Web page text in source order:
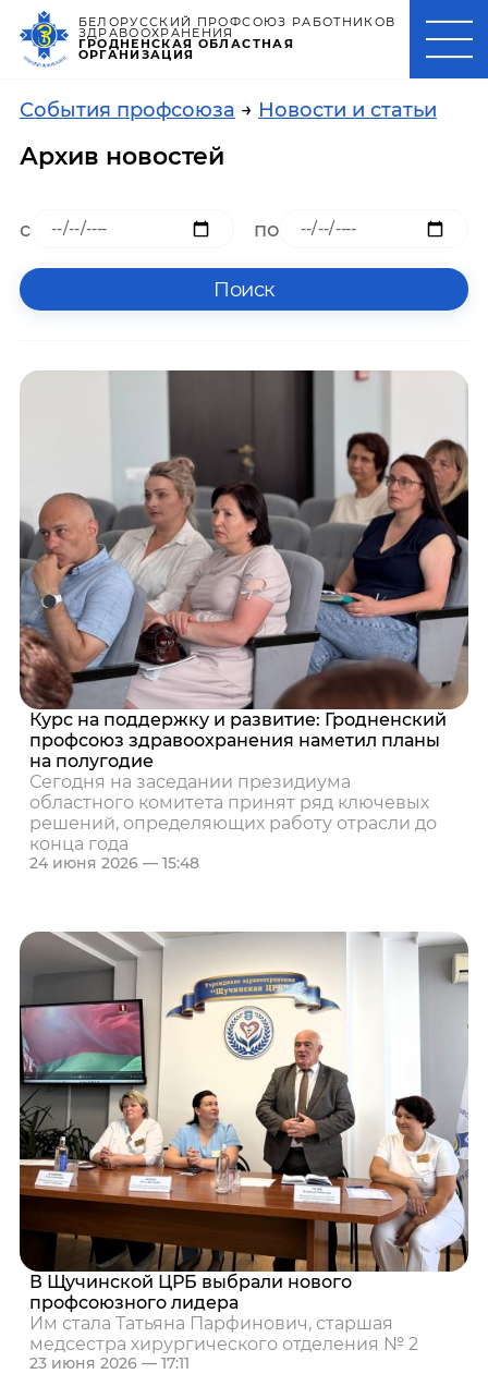
БЕЛОРУССКИЙ ПРОФСОЮЗ РАБОТНИКОВ
ЗДРАВООХРАНЕНИЯ
ГРОДНЕНСКАЯ ОБЛАСТНАЯ
ОРГАНИЗАЦИЯ
События профсоюза → Новости и статьи
Архив новостей
с по
Курс на поддержку и развитие: Гродненский
профсоюз здравоохранения наметил планы
на полугодие
Сегодня на заседании президиума
областного комитета принят ряд ключевых
решений, определяющих работу отрасли до
конца года
24 июня 2026 — 15:48
В Щучинской ЦРБ выбрали нового
профсоюзного лидера
Им стала Татьяна Парфинович, старшая
медсестра хирургического отделения № 2
23 июня 2026 — 17:11